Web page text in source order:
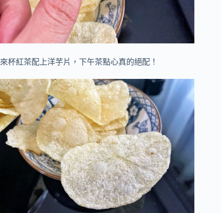
來杯紅茶配上洋芋片，下午茶點心真的絕配！